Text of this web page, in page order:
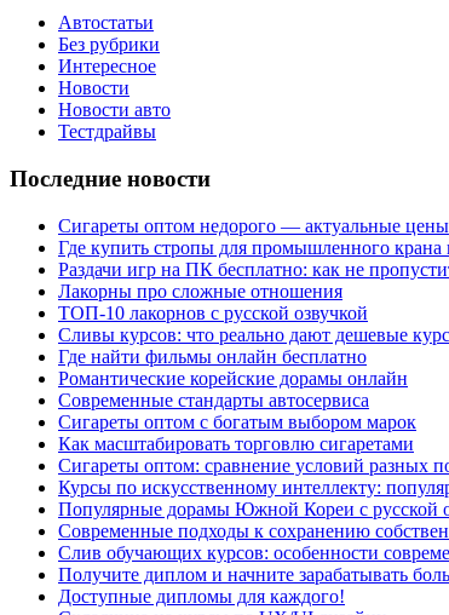
Автостатьи
Без рубрики
Интересное
Новости
Новости авто
Тестдрайвы
Последние новости
Сигареты оптом недорого — актуальные цены
Где купить стропы для промышленного
Раздачи игр на ПК бесплатно: как не
Лакорны про сложные отношения
ТОП-10 лакорнов с русской озвучкой
Сливы курсов: что реально дают дешевые
Где найти фильмы онлайн бесплатно
Романтические корейские дорамы онлайн
Современные стандарты автосервиса
Сигареты оптом с богатым выбором марок
Как масштабировать торговлю сигаретами
Сигареты оптом: сравнение условий разных
Курсы по искусственному интеллекту:
Популярные дорамы Южной Кореи с русской
Современные подходы к сохранению
Слив обучающих курсов: особенности
Получите диплом и начните зарабатывать
Доступные дипломы для каждого!